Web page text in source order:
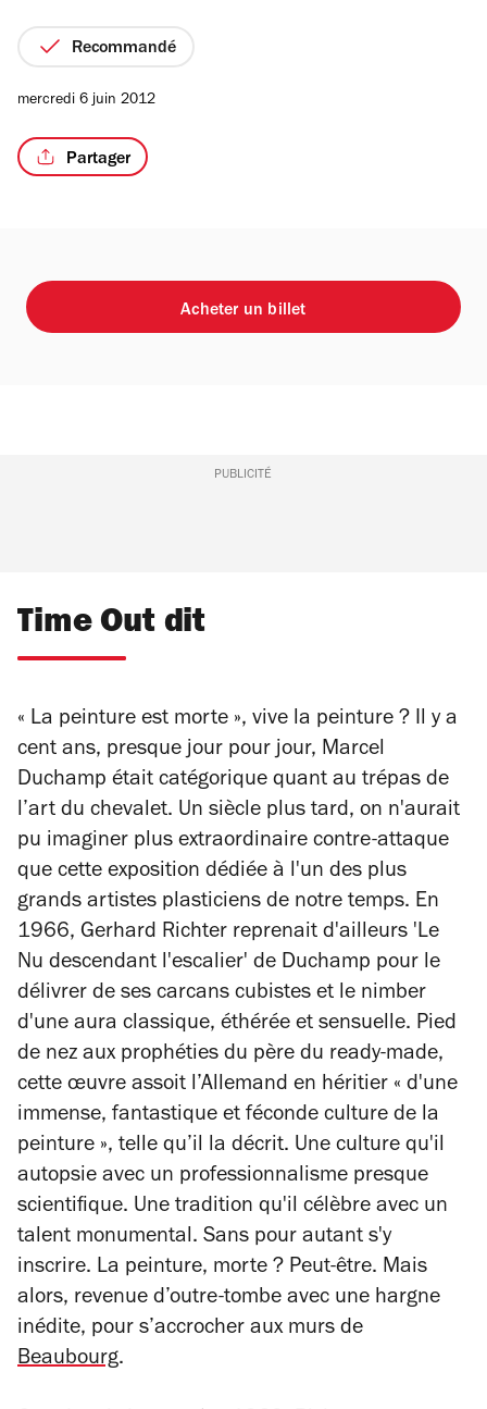
étoiles
Recommandé
mercredi 6 juin 2012
Partager
Acheter un billet
PUBLICITÉ
Time Out dit
« La peinture est morte », vive la peinture ? Il y a
cent ans, presque jour pour jour, Marcel
Duchamp était catégorique quant au trépas de
l’art du chevalet. Un siècle plus tard, on n'aurait
pu imaginer plus extraordinaire contre-attaque
que cette exposition dédiée à l'un des plus
grands artistes plasticiens de notre temps. En
1966, Gerhard Richter reprenait d'ailleurs 'Le
Nu descendant l'escalier' de Duchamp pour le
délivrer de ses carcans cubistes et le nimber
d'une aura classique, éthérée et sensuelle. Pied
de nez aux prophéties du père du ready-made,
cette œuvre assoit l’Allemand en héritier « d'une
immense, fantastique et féconde culture de la
peinture », telle qu’il la décrit. Une culture qu'il
autopsie avec un professionnalisme presque
scientifique. Une tradition qu'il célèbre avec un
talent monumental. Sans pour autant s'y
inscrire. La peinture, morte ? Peut-être. Mais
alors, revenue d’outre-tombe avec une hargne
inédite, pour s’accrocher aux murs de
Beaubourg.